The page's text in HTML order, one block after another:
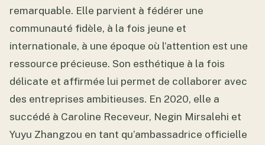
remarquable. Elle parvient à fédérer une
communauté fidèle, à la fois jeune et
internationale, à une époque où l’attention est une
ressource précieuse. Son esthétique à la fois
délicate et affirmée lui permet de collaborer avec
des entreprises ambitieuses. En 2020, elle a
succédé à Caroline Receveur, Negin Mirsalehi et
Yuyu Zhangzou en tant qu’ambassadrice officielle